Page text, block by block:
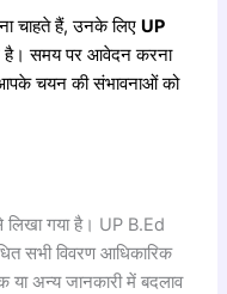
चाहते हैं, उनके लिए UP
समय पर आवेदन करना
चयन की संभावनाओं को
गया है। UP B.Ed
सभी विवरण आधिकारिक
अन्य जानकारी में बदलाव